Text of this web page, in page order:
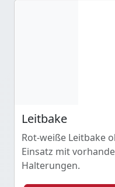
Leitbake
Rot-weiße Leitbake
Einsatz mit
Halterungen.